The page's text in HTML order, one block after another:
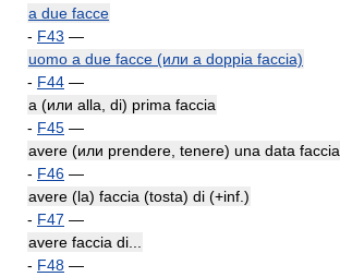
a due facce
- F43 —
uomo a due facce (или a doppia faccia)
- F44 —
a (или alla, di) prima faccia
- F45 —
avere (или prendere, tenere) una data faccia
- F46 —
avere (la) faccia (tosta) di (+inf.)
- F47 —
avere faccia di...
- F48 —